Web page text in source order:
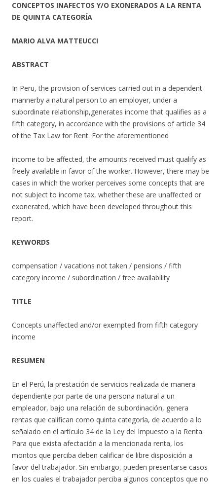
CONCEPTOS INAFECTOS Y/O EXONERADOS A LA RENTA
DE QUINTA CATEGORÍA
MARIO ALVA MATTEUCCI
ABSTRACT
In Peru, the provision of services carried out in a dependent
mannerby a natural person to an employer, under a
subordinate relationship,generates income that qualifies as a
fifth category, in accordance with the provisions of article 34
of the Tax Law for Rent. For the aforementioned
income to be affected, the amounts received must qualify as
freely available in favor of the worker. However, there may be
cases in which the worker perceives some concepts that are
not subject to income tax, whether these are unaffected or
exonerated, which have been developed throughout this
report.
KEYWORDS
compensation / vacations not taken / pensions / fifth
category income / subordination / free availability
TITLE
Concepts unaffected and/or exempted from fifth category
income
RESUMEN
En el Perú, la prestación de servicios realizada de manera
dependiente por parte de una persona natural a un
empleador, bajo una relación de subordinación, genera
rentas que califican como quinta categoría, de acuerdo a lo
señalado en el artículo 34 de la Ley del Impuesto a la Renta.
Para que exista afectación a la mencionada renta, los
montos que perciba deben calificar de libre disposición a
favor del trabajador. Sin embargo, pueden presentarse casos
en los cuales el trabajador perciba algunos conceptos que no